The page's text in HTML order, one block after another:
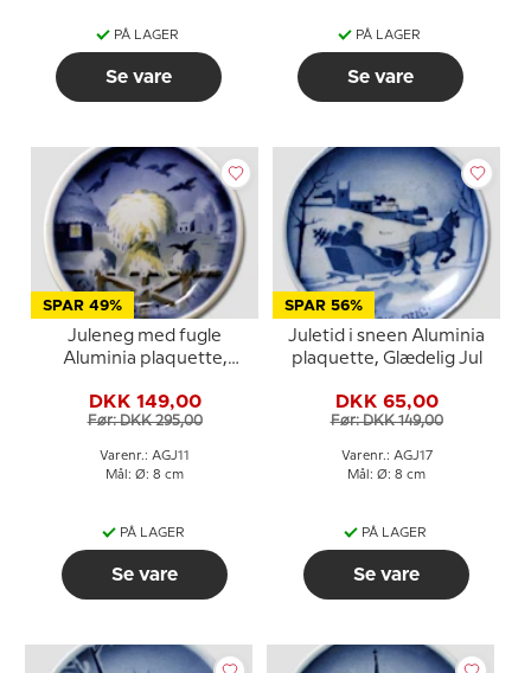
PÅ LAGER
Se vare
PÅ LAGER
Se vare
SPAR 49%
Juleneg med fugle
Aluminia plaquette,
DKK 149,00
Før: DKK 295,00
Varenr.: AGJ11
Mål: Ø: 8 cm
PÅ LAGER
Se vare
SPAR 56%
Juletid i sneen Aluminia
plaquette, Glædelig Jul
DKK 65,00
Før: DKK 149,00
Varenr.: AGJ17
Mål: Ø: 8 cm
PÅ LAGER
Se vare